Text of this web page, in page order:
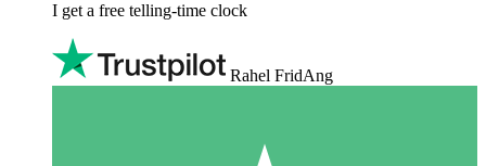
I get a free telling-time clock
Rahel FridAng